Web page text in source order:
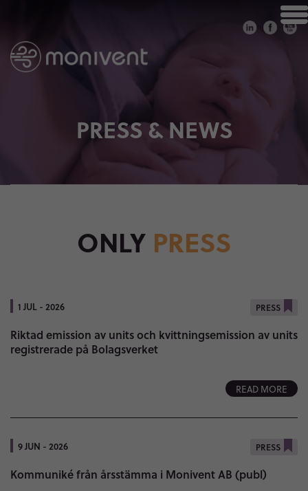
PRESS & NEWS
ONLY PRESS
1 JUL - 2026 PRESS
Riktad emission av units och kvittningsemission av units
registrerade på Bolagsverket
READ MORE
9 JUN - 2026 PRESS
Kommuniké från årsstämma i Monivent AB (publ)